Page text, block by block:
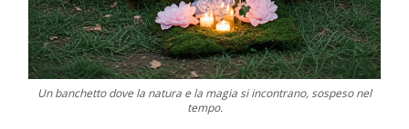
Un banchetto dove la natura e la magia si incontrano, sospeso nel
tempo.